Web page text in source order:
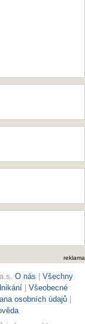
reklama
O nás
Všechny
| Všeobecné
osobních údajů